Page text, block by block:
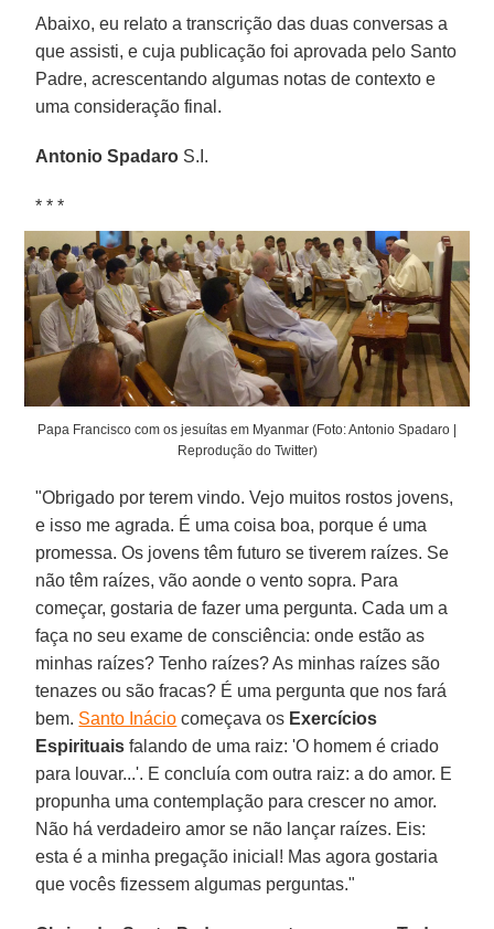
Abaixo, eu relato a transcrição das duas conversas a
que assisti, e cuja publicação foi aprovada pelo Santo
Padre, acrescentando algumas notas de contexto e
uma consideração final.
Antonio Spadaro S.I.
* * *
Papa Francisco com os jesuítas em Myanmar (Foto: Antonio Spadaro |
Reprodução do Twitter)
"Obrigado por terem vindo. Vejo muitos rostos jovens,
e isso me agrada. É uma coisa boa, porque é uma
promessa. Os jovens têm futuro se tiverem raízes. Se
não têm raízes, vão aonde o vento sopra. Para
começar, gostaria de fazer uma pergunta. Cada um a
faça no seu exame de consciência: onde estão as
minhas raízes? Tenho raízes? As minhas raízes são
tenazes ou são fracas? É uma pergunta que nos fará
bem. Santo Inácio começava os Exercícios
Espirituais falando de uma raiz: 'O homem é criado
para louvar...'. E concluía com outra raiz: a do amor. E
propunha uma contemplação para crescer no amor.
Não há verdadeiro amor se não lançar raízes. Eis:
esta é a minha pregação inicial! Mas agora gostaria
que vocês fizessem algumas perguntas."